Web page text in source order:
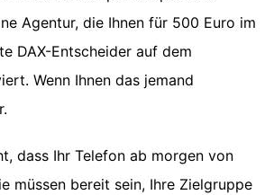
Agentur, die Ihnen für 500 Euro im
DAX-Entscheider auf dem
Wenn Ihnen das jemand
dass Ihr Telefon ab morgen von
müssen bereit sein, Ihre Zielgruppe